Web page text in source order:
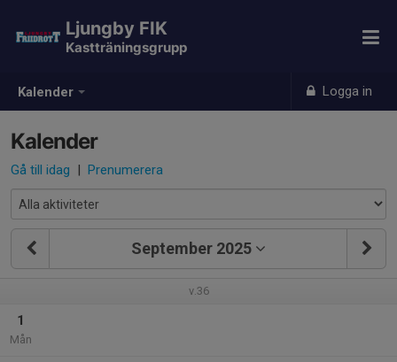
Kalender Logga in
Ljungby FIK
Kastträningsgrupp
Kalender
Gå till idag | Prenumerera
September 2025
v.36
1
Mån